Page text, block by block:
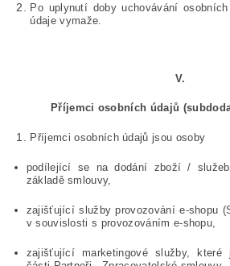
Po uplynutí doby uchovávání
údaje vymaže.
V.
Příjemci osobních údajů
Příjemci osobních údajů jsou osoby
podílející se na dodání zboží /
základě smlouvy,
zajišťující služby provozování e-shopu
v souvislosti s provozováním e-shopu,
zajišťující marketingové služby,